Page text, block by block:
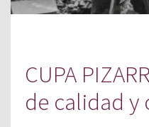
CUPA
de calidad y